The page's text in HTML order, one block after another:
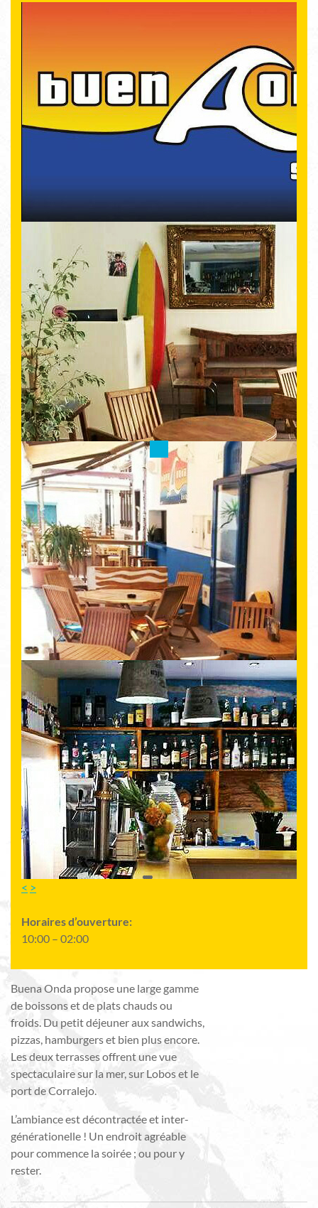
< >
Horaires d’ouverture:
10:00 – 02:00
Buena Onda propose une large gamme
de boissons et de plats chauds ou
froids. Du petit déjeuner aux sandwichs,
pizzas, hamburgers et bien plus encore.
Les deux terrasses offrent une vue
spectaculaire sur la mer, sur Lobos et le
port de Corralejo.
L’ambiance est décontractée et inter-
générationelle ! Un endroit agréable
pour commence la soirée ; ou pour y
rester.